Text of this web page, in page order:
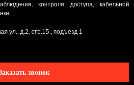
контроля доступа, кабельной
ул., д.2, стр.15., подъезд 1
звонок